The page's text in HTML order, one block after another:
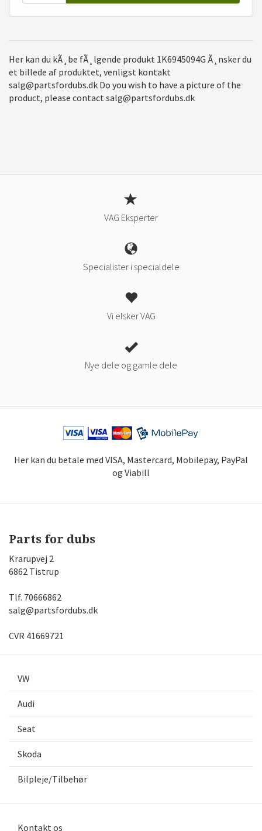
Her kan du kÃ¸be fÃ¸lgende produkt 1K6945094G Ã¸nsker du
et billede af produktet, venligst kontakt
salg@partsfordubs.dk Do you wish to have a picture of the
product, please contact salg@partsfordubs.dk
VAG Eksperter
Specialister i specialdele
Vi elsker VAG
Nye dele og gamle dele
Her kan du betale med VISA, Mastercard, Mobilepay, PayPal
og Viabill
Parts for dubs
Krarupvej 2
6862 Tistrup
Tlf. 70666862
salg@partsfordubs.dk
CVR 41669721
VW
Audi
Seat
Skoda
Bilpleje/Tilbehør
Kontakt os